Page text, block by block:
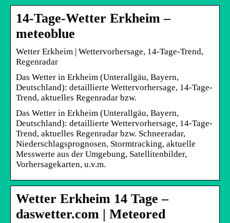
14-Tage-Wetter Erkheim –
meteoblue
Wetter Erkheim | Wettervorhersage, 14-Tage-Trend,
Regenradar
Das Wetter in Erkheim (Unterallgäu, Bayern,
Deutschland): detaillierte Wettervorhersage, 14-Tage-
Trend, aktuelles Regenradar bzw.
Das Wetter in Erkheim (Unterallgäu, Bayern,
Deutschland): detaillierte Wettervorhersage, 14-Tage-
Trend, aktuelles Regenradar bzw. Schneeradar,
Niederschlagsprognosen, Stormtracking, aktuelle
Messwerte aus der Umgebung, Satellitenbilder,
Vorhersagekarten, u.v.m.
Wetter Erkheim 14 Tage –
daswetter.com | Meteored